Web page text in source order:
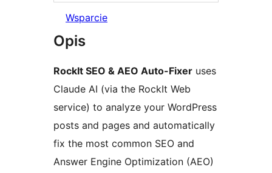
Wsparcie
Opis
RockIt SEO & AEO Auto-Fixer uses
Claude AI (via the RockIt Web
service) to analyze your WordPress
posts and pages and automatically
fix the most common SEO and
Answer Engine Optimization (AEO)